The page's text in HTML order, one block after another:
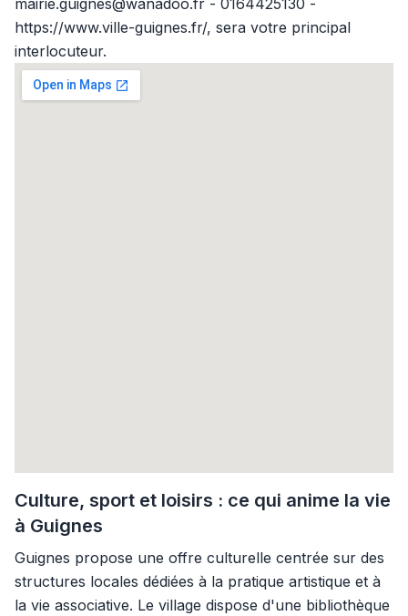
mairie.guignes@wanadoo.fr - 0164425130 -
https://www.ville-guignes.fr/, sera votre principal
interlocuteur.
Culture, sport et loisirs : ce qui anime la vie
à Guignes
Guignes propose une offre culturelle centrée sur des
structures locales dédiées à la pratique artistique et à
la vie associative. Le village dispose d'une bibliothèque